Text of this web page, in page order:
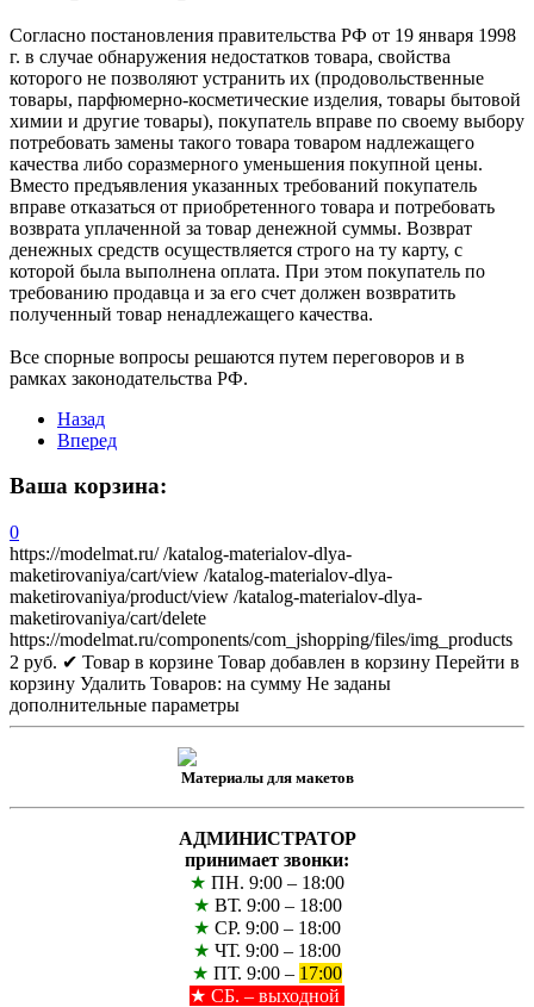
Согласно постановления правительства РФ от 19 января 1998
г. в случае обнаружения недостатков товара, свойства
которого не позволяют устранить их (продовольственные
товары, парфюмерно-косметические изделия, товары бытовой
химии и другие товары), покупатель вправе по своему выбору
потребовать замены такого товара товаром надлежащего
качества либо соразмерного уменьшения покупной цены.
Вместо предъявления указанных требований покупатель
вправе отказаться от приобретенного товара и потребовать
возврата уплаченной за товар денежной суммы. Возврат
денежных средств осуществляется строго на ту карту, с
которой была выполнена оплата. При этом покупатель по
требованию продавца и за его счет должен возвратить
полученный товар ненадлежащего качества.
Все спорные вопросы решаются путем переговоров и в
рамках законодательства РФ.
Назад
Вперед
Ваша корзина:
0
https://modelmat.ru/ /katalog-materialov-dlya-
maketirovaniya/cart/view /katalog-materialov-dlya-
maketirovaniya/product/view /katalog-materialov-dlya-
maketirovaniya/cart/delete
https://modelmat.ru/components/com_jshopping/files/img_products
2 руб. ✔ Товар в корзине Товар добавлен в корзину Перейти в
корзину Удалить Товаров: на сумму Не заданы
дополнительные параметры
Материалы для макетов
АДМИНИСТРАТОР
принимает звонки:
★ ПН. 9:00 – 18:00
★ ВТ. 9:00 – 18:00
★ СР. 9:00 – 18:00
★ ЧТ. 9:00 – 18:00
★ ПТ. 9:00 – 17:00
★ СБ. – выходной